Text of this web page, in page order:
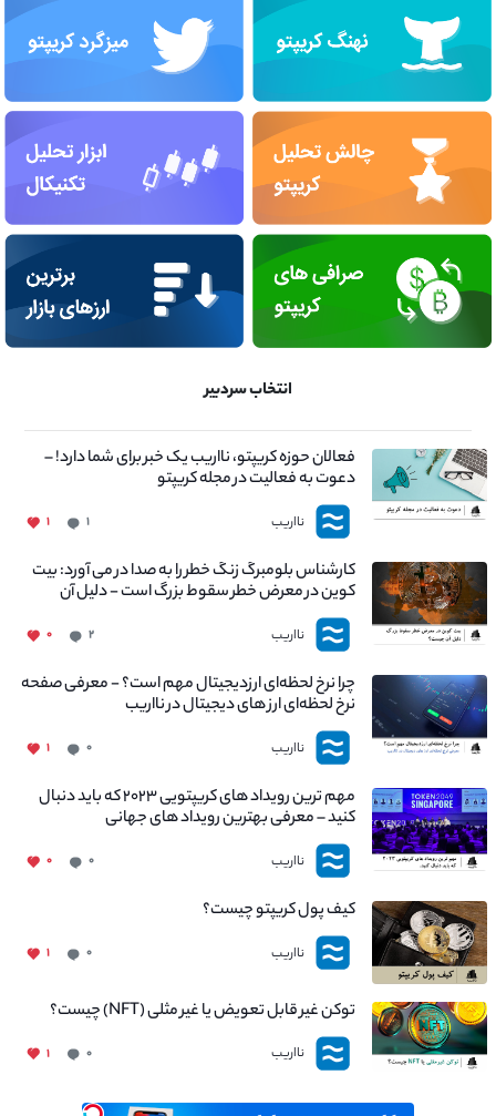
انتخاب سردبیر
فعالان حوزه کریپتو، نااریب یک خبر برای شما دارد! –
دعوت به فعالیت در مجله کریپتو
نااریب ۱ ۱
کارشناس بلومبرگ زنگ خطر را به صدا در می آورد: بیت
کوین در معرض خطر سقوط بزرگ است - دلیل آن
چیست؟
نااریب ۲ ۰
چرا نرخ لحظه‌ای ارزدیجیتال مهم است؟ - معرفی صفحه
نرخ لحظه‌ای ارز های دیجیتال در نااریب
نااریب ۰ ۱
مهم ترین رویداد های کریپتویی ۲۰۲۳ که باید دنبال
کنید – معرفی بهترین رویداد های جهانی
نااریب ۰ ۰
کیف پول کریپتو چیست؟
نااریب ۰ ۱
توکن غیر قابل تعویض یا غیر مثلی (NFT) چیست؟
نااریب ۰ ۱